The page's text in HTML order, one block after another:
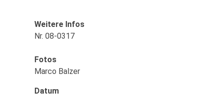
Weitere Infos
Nr. 08-0317
Fotos
Marco Balzer
Datum